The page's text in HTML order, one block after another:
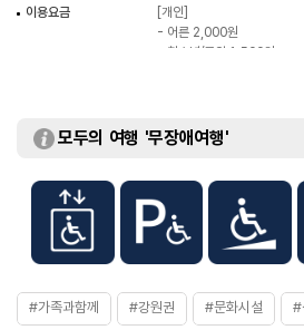
이용요금
[개인]
- 어른 2,000원
- 청소년/군인 1,500원
- 청소년/군인 1,000원
규모
건축연면적 6,876.49㎡ / 지
주요시설
실내 전시실 / 옥외전시장 /
있음
모두의 여행 '무장애여행'
#가족과함께 #강원권 #문화시설 #